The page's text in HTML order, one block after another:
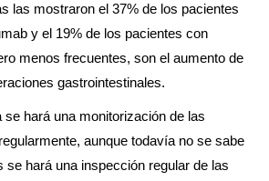
las mostraron el 37% de los pacientes
y el 19% de los pacientes con
menos frecuentes, son el aumento de
gastrointestinales.
hará una monitorización de las
aunque todavía no se sabe
hará una inspección regular de las